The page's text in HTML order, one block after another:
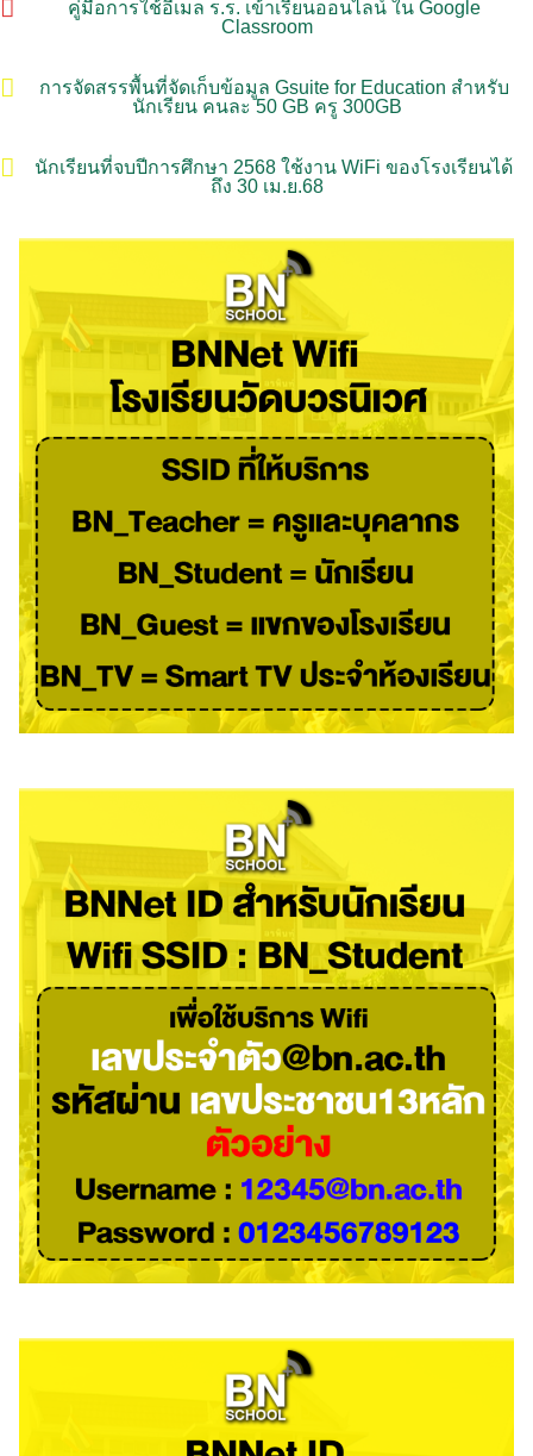
คู่มือการใช้อีเมล ร.ร. เข้าเรียนออนไลน์ ใน Google
Classroom
การจัดสรรพื้นที่จัดเก็บข้อมูล Gsuite for Education สำหรับ
นักเรียน คนละ 50 GB ครู 300GB
นักเรียนที่จบปีการศึกษา 2568 ใช้งาน WiFi ของโรงเรียนได้
ถึง 30 เม.ย.68